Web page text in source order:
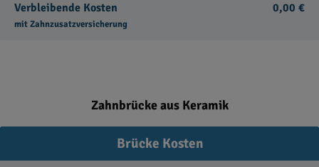
Verbleibende Kosten
mit Zahnzusatzversicherung
0,00 €
Zahnbrücke aus Keramik
Brücke Kosten